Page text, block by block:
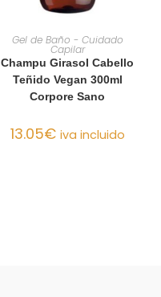
AÑADIR AL CARRITO
Gel de Baño - Cuidado
Capilar
Champu Girasol Cabello
Teñido Vegan 300ml
Corpore Sano
13.05€ iva incluido